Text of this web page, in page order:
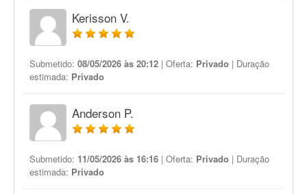
Kerisson V.
Submetido: 08/05/2026 às 20:12 | Oferta: Privado | Duração
estimada: Privado
Anderson P.
Submetido: 11/05/2026 às 16:16 | Oferta: Privado | Duração
estimada: Privado